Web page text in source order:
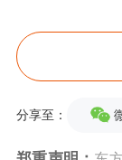
近日，韩
险预警称
助推器演
分享至：